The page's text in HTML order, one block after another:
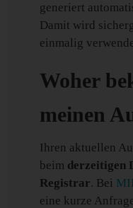
generiert
Damit wird
einmalig
Woher
meinen
Ihren aktuellen
beim derzeitigen
Registrar. Bei
eine kurze